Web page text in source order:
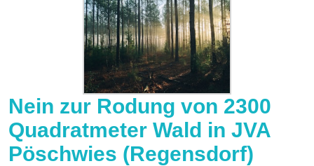
Nein zur Rodung von 2300
Quadratmeter Wald in JVA
Pöschwies (Regensdorf)